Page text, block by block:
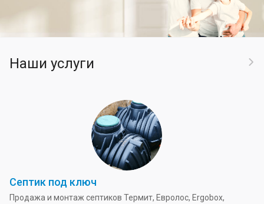
Наши услуги
Септик под ключ
Продажа и монтаж септиков Термит, Евролос, Ergobox,